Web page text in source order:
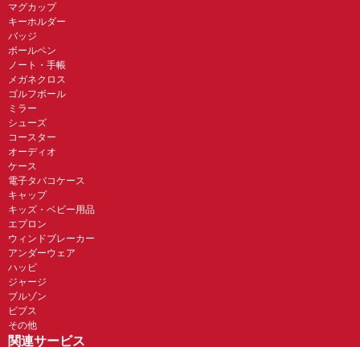
マグカップ
キーホルダー
バッジ
ボールペン
ノート・手帳
メガネクロス
ゴルフボール
ミラー
シューズ
コースター
オーディオ
ケース
電子タバコケース
キャップ
キッズ・ベビー用品
エプロン
ウィンドブレーカー
アンダーウェア
ハッピ
ジャージ
ブルゾン
ビブス
その他
関連サービス